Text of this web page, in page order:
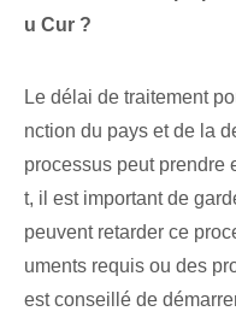
u Cur ?
Le délai de traitement
nction du pays et de la
processus peut prendre
t, il est important de
peuvent retarder ce
uments requis⁢ ou des
est conseillé de